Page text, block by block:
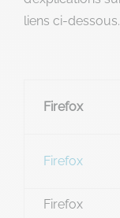
liens ci-dessous.
Firefox
Firefox
Firefox